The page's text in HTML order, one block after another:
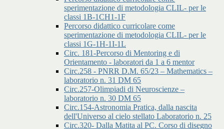
sperimentazione di metodologia CLIL- per le
classi 1B-1CH1-1F
Percorso didattico curricolare come
sperimentazione di metodologia CLIL- per le
classi 1G-1H-1I-1L
Circ. 181-Percorso di Mentoring e di
Orientamento - laboratori da 1 a 6 mentor
Circ.258 - PNRR D.M. 65/23 – Mathematics –
laboratorio n. 31 DM 65
Circ.257-Olimpiadi di Neuroscienze –
laboratorio n. 30 DM 65
Circ.154-Astronomia Pratica, dalla nascita
dell'Universo al cielo stellato Laboratorio n. 25
Circ.320- Dalla Matita al PC. Corso di disegno